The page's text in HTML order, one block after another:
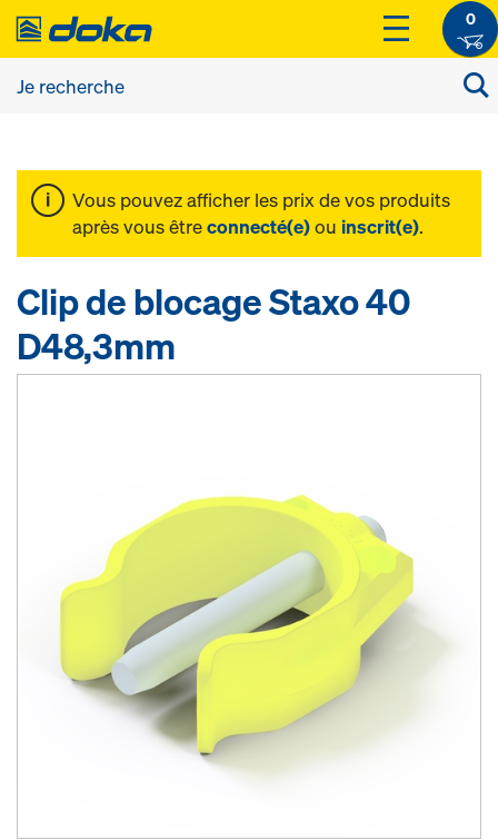
0
Vous pouvez afficher les prix de vos produits
après vous êtreconnecté(e)ou inscrit(e).
Clip de blocage Staxo 40
D48,3mm